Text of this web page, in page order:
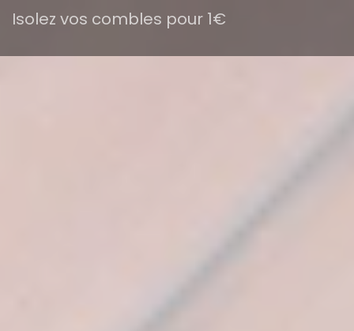
Isolez vos combles pour 1€